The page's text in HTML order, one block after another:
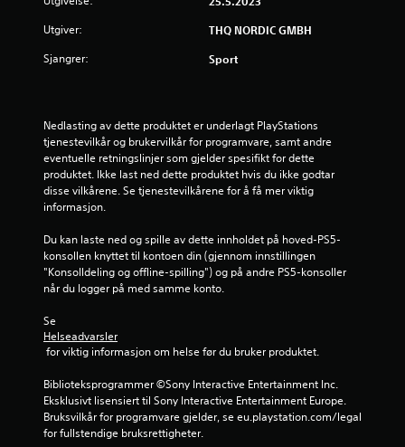
.
9
s
t
n
Utgiver: THQ NORDIC GMBH
Sjangrer: Sport
Nedlasting av dette produktet er underlagt PlayStations
tjenestevilkår og brukervilkår for programvare, samt andre
eventuelle retningslinjer som gjelder spesifikt for dette
produktet. Ikke last ned dette produktet hvis du ikke godtar
disse vilkårene. Se tjenestevilkårene for å få mer viktig
informasjon.
Du kan laste ned og spille av dette innholdet på hoved-PS5-
konsollen knyttet til kontoen din (gjennom innstillingen
"Konsolldeling og offline-spilling") og på andre PS5-konsoller
når du logger på med samme konto.
Se
Helseadvarsler
for viktig informasjon om helse før du bruker produktet.
Biblioteksprogrammer ©Sony Interactive Entertainment Inc.
Eksklusivt lisensiert til Sony Interactive Entertainment Europe.
Bruksvilkår for programvare gjelder, se eu.playstation.com/legal
for fullstendige bruksrettigheter.